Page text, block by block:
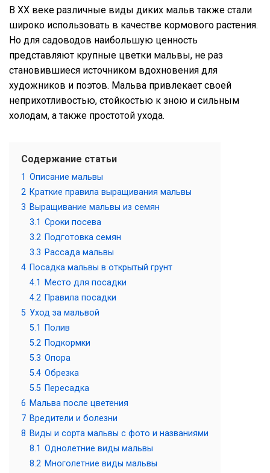
В XX веке различные виды диких мальв также стали
широко использовать в качестве кормового растения.
Но для садоводов наибольшую ценность
представляют крупные цветки мальвы, не раз
становившиеся источником вдохновения для
художников и поэтов. Мальва привлекает своей
неприхотливостью, стойкостью к зною и сильным
холодам, а также простотой ухода.
Содержание статьи
1 Описание мальвы
2 Краткие правила выращивания мальвы
3 Выращивание мальвы из семян
3.1 Сроки посева
3.2 Подготовка семян
3.3 Рассада мальвы
4 Посадка мальвы в открытый грунт
4.1
Место для посадки
4.2 Правила посадки
5 Уход за мальвой
5.1
Полив
5.2 Подкормки
5.3 Опора
5.4 Обрезка
5.5 Пересадка
6 Мальва после цветения
7 Вредители и болезни
8 Виды и сорта мальвы с фото и названиями
8.1 Однолетние виды мальвы
8.2 Многолетние виды мальвы